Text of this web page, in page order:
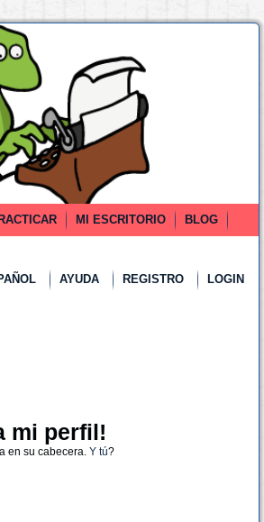
MI ESCRITORIO
BLOG
AYUDA REGISTRO LOGIN
mi perfil!
en su cabecera. Y tú?